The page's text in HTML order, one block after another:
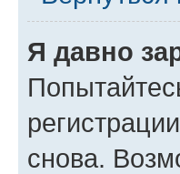
Я давно
снова.